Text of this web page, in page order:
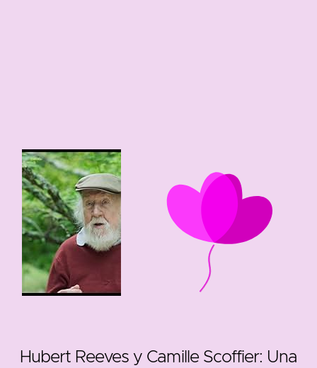
Hubert Reeves y Camille Scoffier: Una
0
94 edad